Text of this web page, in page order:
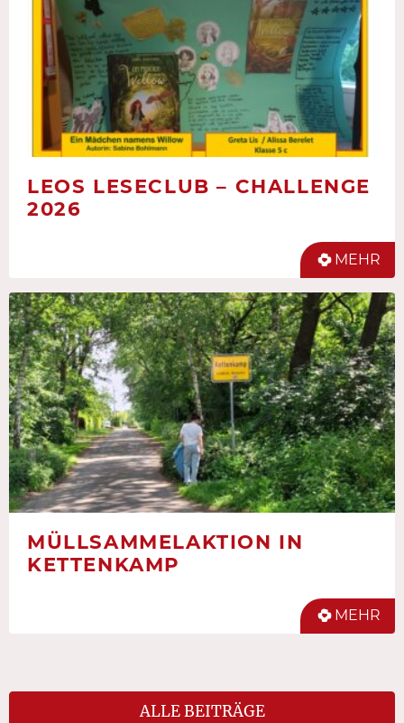
LEOS LESECLUB – CHALLENGE
2026
MEHR
MÜLLSAMMELAKTION IN
KETTENKAMP
MEHR
ALLE BEITRÄGE